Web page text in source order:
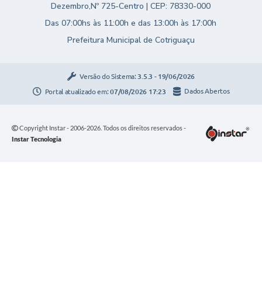
Dezembro,Nº 725-Centro | CEP: 78330-000
Das 07:00hs às 11:00h e das 13:00h às 17:00h
Prefeitura Municipal de Cotriguaçu
Versão do Sistema: 3.5.3 - 19/06/2026
Portal atualizado em:07/08/2026 17:23 Dados Abertos
Copyright Instar - 2006-2026. Todos os direitos reservados -
Instar Tecnologia